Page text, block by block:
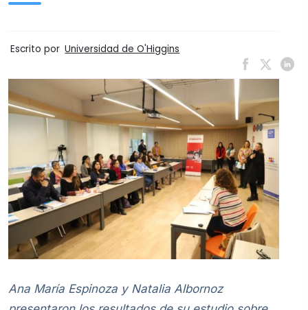
Escrito por Universidad de O'Higgins
Ana María Espinoza y Natalia Albornoz